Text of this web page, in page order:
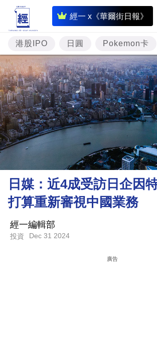
經一 x《華爾街日報》
即
時
財
經
專
題
投
資
理
財
商
科
港股IPO 日圓 Pokemon卡
日媒：近4成受訪日企因
打算重新審視中國業務
經一編輯部
投資 Dec 31 2024
廣告